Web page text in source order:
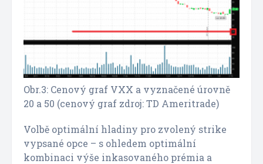
Obr.3: Cenový graf VXX a vyznačené úrovně
20 a 50 (cenový graf zdroj: TD Ameritrade)
Volbě optimální hladiny pro zvolený strike
vypsané opce – s ohledem optimální
kombinaci výše inkasovaného prémia a